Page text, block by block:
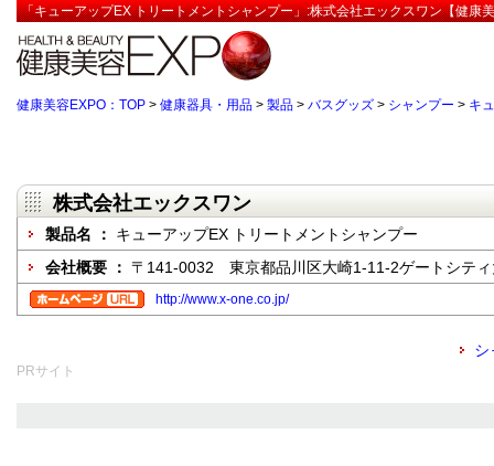
「キューアップEX トリートメントシャンプー」:株式会社エックスワン【健康
健康美容EXPO：TOP > 健康器具・用品 > 製品 > バスグッズ > シャンプー > キ
株式会社エックスワン
製品名 ： キューアップEX トリートメントシャンプー
会社概要 ： 〒141-0032 東京都品川区大崎1-11-2ゲートシテ
http://www.x-one.co.jp/
シ
PRサイト